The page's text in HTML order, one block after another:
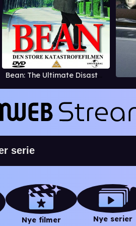
Bean: The Ultimate Disaster Movie (1997)
Nye filmer Nye serier